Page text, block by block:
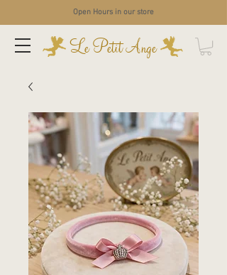
Open Hours in our store
Le Petit Ange